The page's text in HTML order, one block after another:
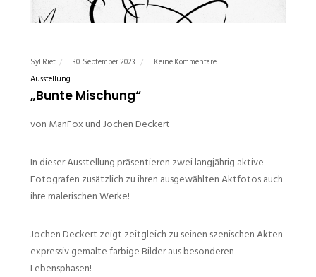
Syl Riet 30. September 2023
Keine Kommentare
Ausstellung
„Bunte Mischung“
von ManFox und Jochen Deckert
In dieser Ausstellung präsentieren zwei langjährig aktive
Fotografen zusätzlich zu ihren ausgewählten Aktfotos auch
ihre malerischen Werke!
Jochen Deckert zeigt zeitgleich zu seinen szenischen Akten
expressiv gemalte farbige Bilder aus besonderen
Lebensphasen!